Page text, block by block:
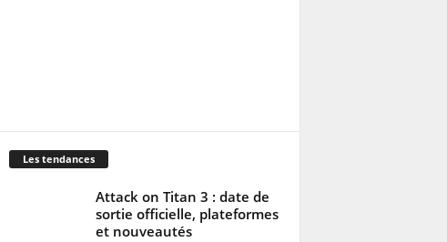
Les tendances
Attack on Titan 3 : date de
sortie officielle, plateformes
et nouveautés